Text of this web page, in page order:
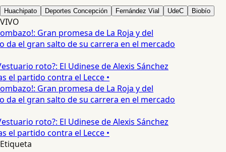
Huachipato Deportes Concepción Fernández Vial UdeC Biobío
VIVO
Gran promesa de La Roja y del
da el gran salto de su carrera en el mercado
roto?: El Udinese de Alexis Sánchez
el partido contra el Lecce •
Gran promesa de La Roja y del
da el gran salto de su carrera en el mercado
roto?: El Udinese de Alexis Sánchez
el partido contra el Lecce •
Etiqueta